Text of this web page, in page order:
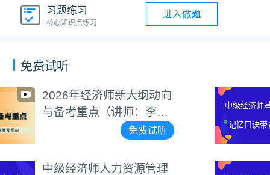
习题练习
核心知识点练习
进入做题
免费试听
向
听
中级经济师基础知识
记忆口诀带背视频
中级经济师基础知识
口诀带背视频（讲师
碧茹）
免费
中级经济师工商管理